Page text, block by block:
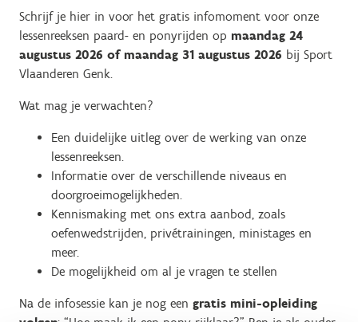
Schrijf je hier in voor het gratis infomoment voor onze
lessenreeksen paard- en ponyrijden op maandag 24
augustus 2026 of maandag 31 augustus 2026 bij Sport
Vlaanderen Genk.
Wat mag je verwachten?
Een duidelijke uitleg over de werking van onze
lessenreeksen.
Informatie over de verschillende niveaus en
doorgroeimogelijkheden.
Kennismaking met ons extra aanbod, zoals
oefenwedstrijden, privétrainingen, ministages en
meer.
De mogelijkheid om al je vragen te stellen
Na de infosessie kan je nog een gratis mini-opleiding